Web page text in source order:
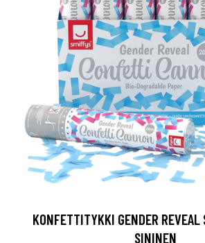
KONFETTITYKKI GENDER
SININEN